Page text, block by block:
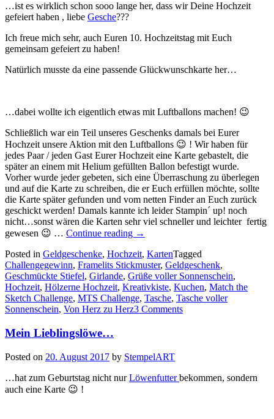
…ist es wirklich schon sooo lange her, dass wir Deine Hochzeit
gefeiert haben , liebe Gesche???
Ich freue mich sehr, auch Euren 10. Hochzeitstag mit Euch
gemeinsam gefeiert zu haben!
Natürlich musste da eine passende Glückwunschkarte her…
…dabei wollte ich eigentlich etwas mit Luftballons machen! 😉
Schließlich war ein Teil unseres Geschenks damals bei Eurer
Hochzeit unsere Aktion mit den Luftballons 😉 ! Wir haben für
jedes Paar / jeden Gast Eurer Hochzeit eine Karte gebastelt, die
später an einem mit Helium gefüllten Ballon befestigt wurde.
Vorher wurde jeder gebeten, sich eine Überraschung zu überlegen
und auf die Karte zu schreiben, die er Euch erfüllen möchte, sollte
die Karte später gefunden und vom netten Finder an Euch zurück
geschickt werden! Damals kannte ich leider Stampin´ up! noch
nicht…sonst wären die Karten sehr viel schneller und leichter fertig
gewesen 😉 … Continue reading
„Hölzerne
10
Jahre!…“
→
Posted in Geldgeschenke, Hochzeit, KartenTagged
Challengegewinn, Framelits Stickmuster, Geldgeschenk,
Geschmückte Stiefel, Girlande, Grüße voller Sonnenschein,
Hochzeit, Hölzerne Hochzeit, Kreativkiste, Kuchen, Match the
Sketch Challenge, MTS Challenge, Tasche, Tasche voller
Sonnenschein, Von Herz zu Herz3 Comments
Mein Lieblingslöwe…
Posted on 20. August 2017 by StempelART
…hat zum Geburtstag nicht nurLöwenfutterbekommen, sondern
auch eine Karte 😉 !